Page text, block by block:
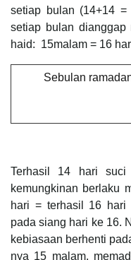
setiap bulan (14+14 =
setiap bulan dianggap
haid: 15malam = 16
Sebulan
Terhasil 14 hari suci
kemungkinan berlaku
hari = terhasil 16
pada siang hari ke 16.
kebiasaan berhenti
nya 15 malam,